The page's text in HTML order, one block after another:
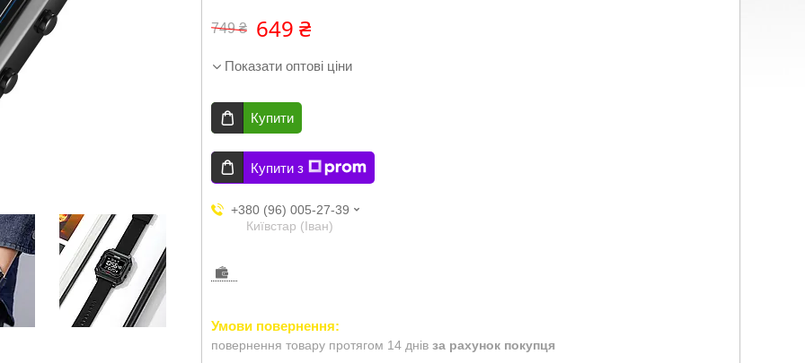
749 ₴ 649 ₴
Показати оптові ціни
Купити
Купити з
+380 (96) 005-27-39
Київстар (Іван)
повернення товару протягом 14 днів за рахунок покупця